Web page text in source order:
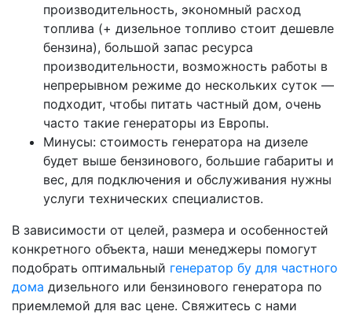
производительность, экономный расход
топлива (+ дизельное топливо стоит дешевле
бензина), большой запас ресурса
производительности, возможность работы в
непрерывном режиме до нескольких суток —
подходит, чтобы питать частный дом, очень
часто такие генераторы из Европы.
Минусы: стоимость генератора на дизеле
будет выше бензинового, большие габариты и
вес, для подключения и обслуживания нужны
услуги технических специалистов.
В зависимости от целей, размера и особенностей
конкретного объекта, наши менеджеры помогут
подобрать оптимальный генератор бу для частного
дома дизельного или бензинового генератора по
приемлемой для вас цене. Свяжитесь с нами